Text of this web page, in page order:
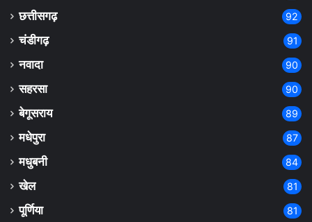
छत्तीसगढ़ 92
चंडीगढ़ 91
नवादा 90
सहरसा 90
बेगूसराय 89
मधेपुरा 87
मधुबनी 84
खेल 81
पूर्णिया 81